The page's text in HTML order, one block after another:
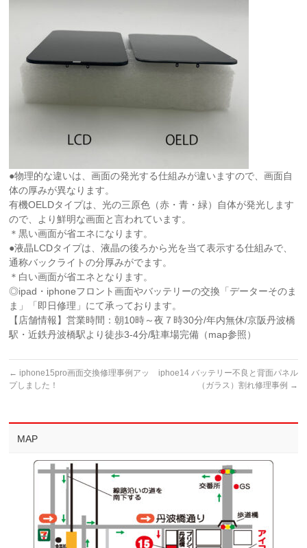
●物理的な違いは、画面の発光する仕組みが違いますので、画面自
体の厚みが異なります。
有機OELDタイプは、光の三原色（赤・青・緑）自体が発光します
ので、より鮮明な画面と言われています。
＊黒い画面が省エネになります。
●液晶LCDタイプは、液晶の後ろから光を当て表示する仕組みで、
通称バックライトの分厚みがでます。
＊白い画面が省エネとなります。
◎ipad・iphoneフロント画面やバッテリーの交換「データーそのま
ま」「即日修理」にて承っております。
【店舗情報】営業時間：朝10時～夜７時30分/年内無休/京阪丹波橋
駅・近鉄丹波橋駅より徒歩3-4分/駐車場完備（map参照）
← iphone15pro画面交換修理事例アッ
プしました！
iphoe14 バッテリー不良と背面パネル
（ガラス）割れ修理事例 →
MAP